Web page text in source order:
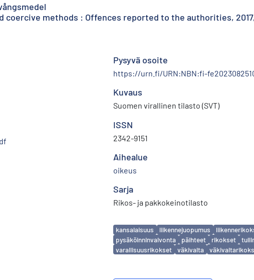
coercive methods : Offences reported to the authorities,
Pysyvä osoite
https://urn.fi/URN:NBN:fi-
Kuvaus
Suomen virallinen tilasto (SVT)
ISSN
2342-9151
Aihealue
oikeus
Sarja
Rikos- ja pakkokeinotilasto
Avainsanat
kansalaisuus liikennejuopumus
pysäköinninvalvonta
päihteet rikokset
varallisuusrikokset
väkivalta